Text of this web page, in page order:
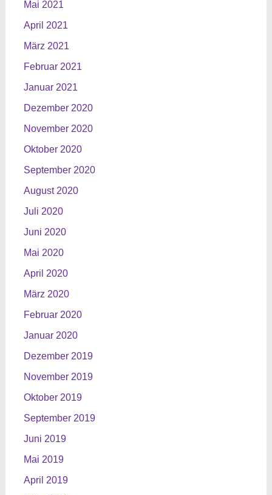
Mai 2021
April 2021
März 2021
Februar 2021
Januar 2021
Dezember 2020
November 2020
Oktober 2020
September 2020
August 2020
Juli 2020
Juni 2020
Mai 2020
April 2020
März 2020
Februar 2020
Januar 2020
Dezember 2019
November 2019
Oktober 2019
September 2019
Juni 2019
Mai 2019
April 2019